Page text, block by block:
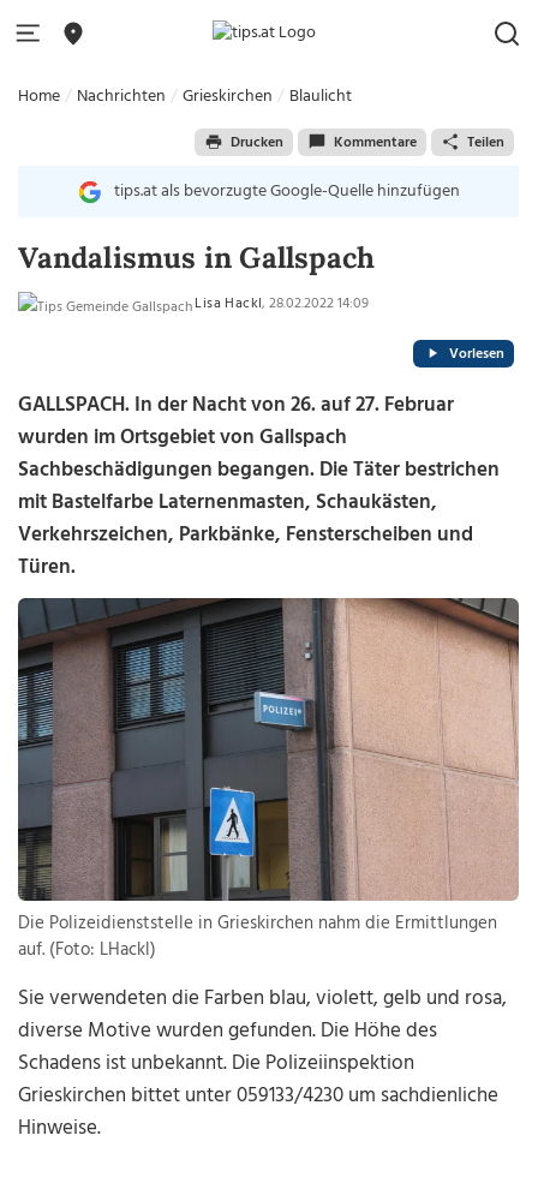
Home Nachrichten Grieskirchen Blaulicht
Drucken Kommentare Teilen
tips.at als bevorzugte Google-Quelle hinzufügen
Vandalismus in Gallspach
Lisa Hackl, 28.02.2022 14:09
Vorlesen
GALLSPACH. In der Nacht von 26. auf 27. Februar
wurden im Ortsgebiet von Gallspach
Sachbeschädigungen begangen. Die Täter bestrichen
mit Bastelfarbe Laternenmasten, Schaukästen,
Verkehrszeichen, Parkbänke, Fensterscheiben und
Türen.
Die Polizeidienststelle in Grieskirchen nahm die Ermittlungen
auf. (Foto: LHackl)
Sie verwendeten die Farben blau, violett, gelb und rosa,
diverse Motive wurden gefunden. Die Höhe des
Schadens ist unbekannt. Die Polizeiinspektion
Grieskirchen bittet unter 059133/4230 um sachdienliche
Hinweise.